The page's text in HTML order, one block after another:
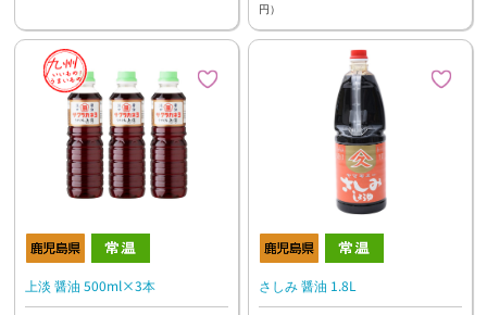
円）
上淡 醤油 500ml×3本 さしみ 醤油 1.8L